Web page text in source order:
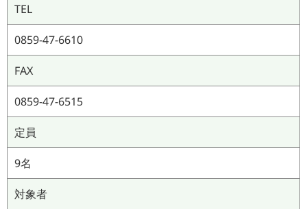
TEL
0859-47-6610
FAX
0859-47-6515
定員
9名
対象者